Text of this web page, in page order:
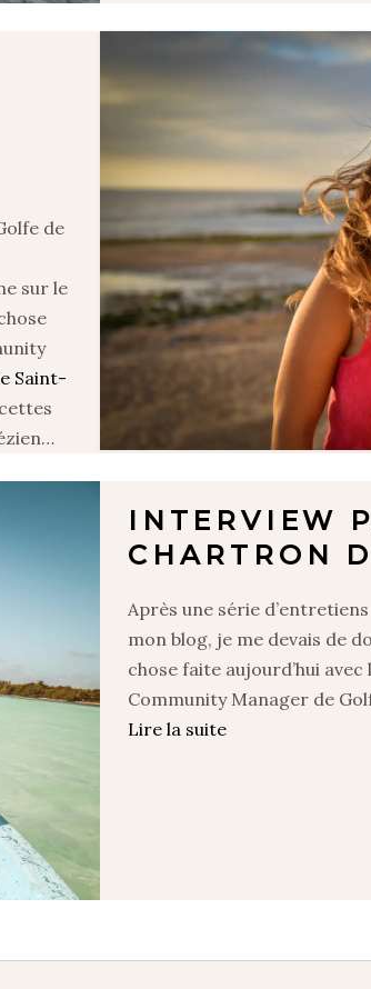
de
sur le
Saint-
INTERVIEW
CHARTRON
Après une série
mon blog, je me devais de
chose faite aujourd’hui
Community Manager de
Lire la suite